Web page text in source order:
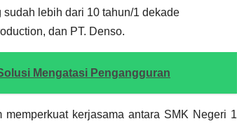
lebih dari 10 tahun/1 dekade
dan PT. Denso.
Mengatasi Pengangguran
kerjasama antara SMK Negeri 1